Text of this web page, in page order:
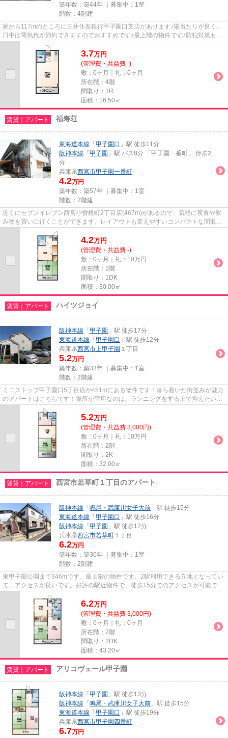
築年数：築44年 ｜募集中： 1室
階数：4階建
家から117mのところに三井住友銀行甲子園口支店があります♪陽当たりが良く、
日中は電気代が節約できますのでおすすめです♪最上階の物件です♪防犯対策もバ
ッチリなマンションタイプの物...
3.7万円
(管理費・共益費 -)
敷：0ヶ月｜礼：0ヶ月
所在階：4階
間取り：1R
面積：16.50㎡
賃貸｜アパート 福寿荘
東海道本線 「 甲子園口 」駅 徒歩11分
阪神本線 「 甲子園 」駅 バス8分 「甲子園一番町」 停歩2
分
兵庫県西宮市甲子園一番町
4.2万円
築年数：築57年 ｜募集中： 1室
階数：2階建
近くにセブンイレブン西宮小曽根町2丁目店(467m)があるので、気軽に夜食や飲
み物を買いに行くことができます。レイアウトも変えやすいコンパクトな間取り
のアパートです。どういった設...
4.2万円
(管理費・共益費 -)
敷：0ヶ月｜礼：10万円
所在階：2階
間取り：1DK
面積：30.00㎡
賃貸｜アパート ハイツジョイ
阪神本線 「 甲子園 」駅 徒歩17分
東海道本線 「 甲子園口 」駅 徒歩12分
兵庫県西宮市上甲子園 １丁目
5.2万円
築年数：築33年 ｜募集中： 1室
階数：2階建
ミニストップ甲子園口5丁目店が451mにある物件です！落ち着いた街並みが魅力
のアパートはこちらです！場所が平坦なのは、ランニングをする上で抑えたいポ
イントですね！様々な場所への...
5.2万円
(管理費・共益費 3,000円)
敷：0ヶ月｜礼：10万円
所在階：2階
間取り：2K
面積：32.00㎡
賃貸｜アパート 西宮市若草町１丁目のアパート
阪神本線 「 鳴尾・武庫川女子大前 」駅 徒歩15分
東海道本線 「 甲子園口 」駅 徒歩16分
阪神本線 「 甲子園 」駅 徒歩17分
兵庫県西宮市若草町 １丁目
6.2万円
築年数：築30年 ｜募集中： 1室
階数：2階建
東甲子園公園まで346mです。最上階の物件です。2駅利用できる立地となってい
て、アクセスが良いです。好評の駅近物件で、徒歩15分でのアクセスが可能で
す。当社スタッフが地域の賃貸情...
6.2万円
(管理費・共益費 3,000円)
敷：0ヶ月｜礼：0ヶ月
所在階：2階
間取り：2DK
面積：43.20㎡
賃貸｜アパート アリコヴェール甲子園
阪神本線 「 甲子園 」駅 徒歩13分
阪神本線 「 鳴尾・武庫川女子大前 」駅 徒歩15分
東海道本線 「 甲子園口 」駅 徒歩19分
兵庫県西宮市甲子園四番町
6.7万円